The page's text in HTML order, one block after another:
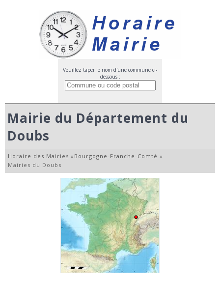
Veuillez taper le nom d'une commune ci-
dessous :
Mairie du Département du
Doubs
Horaire des Mairies » Bourgogne-Franche-Comté »
Mairies du Doubs